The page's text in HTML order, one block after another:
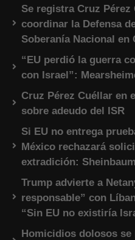
Se registra Cruz
coordinar la Defensa
Soberanía Nacional en
“EU perdió la guerra
con Israel”:
Cruz Pérez Cuéllar en
sobre adeudo del ISR
Si EU no entrega
México rechazará
extradición: Sheinbaum
Trump advierte a
responsable” con
“Sin EU no existiría
Homicidios dolosos se